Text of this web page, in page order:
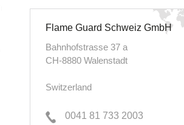
Flame Guard Schweiz GmbH
Bahnhofstrasse 37 a
CH-8880 Walenstadt
Switzerland
0041 81 733 2003